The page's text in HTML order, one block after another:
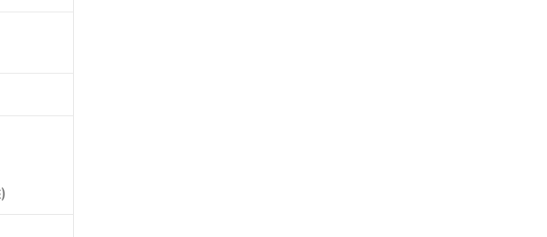
よび標準価格(税抜)を提供させていただ
点での社内データに基づき作成されるも
は異なる場合があることをご了承くださ
お客様担当のオムロン制御機器販売店・
ク
に漏洩または開示しないようお願いしま
リ臭化ジフェニルエーテル類(PBDE) 1000ppm以下、
ります。
を示します。
とを示します。
ポリ臭化ジフェニルエーテル類) : 1000ppm、
フタル酸ブチルベンジル) : 1000ppm、
に定める商品（以下｢規制貨物等」とい
出許可(または役務取引許可)を取得する
法に輸出されないよう必要な手段を講じ
またはその他武器並びにこれらの製造装
び3の内容を当該第三者に通知します。
するおそれがある場合は、取り引きをい
、またはお客様担当のオムロン制御